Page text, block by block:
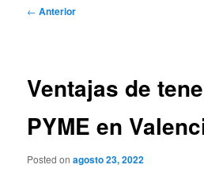
Navegación
← Anterior
Ventajas de
PYME en
Posted onagosto 23, 2022